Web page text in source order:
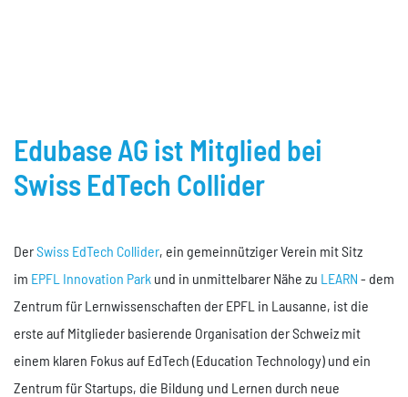
Edubase AG ist Mitglied bei
Swiss EdTech Collider
DerSwiss EdTech Collider, ein gemeinnütziger Verein mit Sitz
im EPFL Innovation Park und in unmittelbarer Nähe zu LEARN - dem
Zentrum für Lernwissenschaften der EPFL in Lausanne, ist die
erste auf Mitglieder basierende Organisation der Schweiz mit
einem klaren Fokus auf EdTech (Education Technology) und ein
Zentrum für Startups, die Bildung und Lernen durch neue